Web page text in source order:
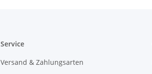
Service
Versand & Zahlungsarten